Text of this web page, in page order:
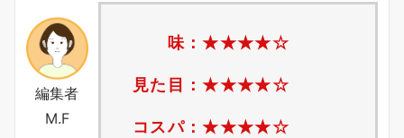
編集者
M.F
味：★★★★☆
見た目：★★★★☆
コスパ：★★★★☆